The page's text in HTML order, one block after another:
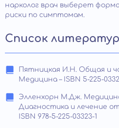
нарколог врач выберет
риски по симптомам.
Список
Пятницкая И.Н. Общая и
Медицина – ISBN 5-225-
Элленхорн М.Дж.
Диагностика и лечение
ISBN 978-5-225-03323-1